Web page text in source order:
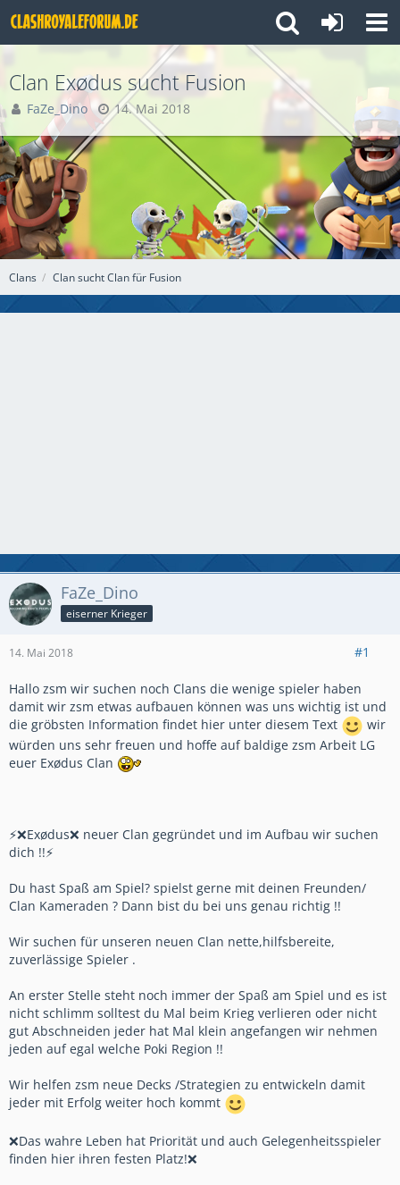
Clans Clan sucht Clan für Fusion
Clan Exødus sucht Fusion
FaZe_Dino 14. Mai 2018
FaZe_Dino
eiserner Krieger
14. Mai 2018 #1
Hallo zsm wir suchen noch Clans die wenige spieler haben
damit wir zsm etwas aufbauen können was uns wichtig ist und
die gröbsten Information findet hier unter diesem Text
wir
würden uns sehr freuen und hoffe auf baldige zsm Arbeit LG
euer Exødus Clan
⚡❌Exødus❌ neuer Clan gegründet und im Aufbau wir suchen
dich !!⚡
Du hast Spaß am Spiel? spielst gerne mit deinen Freunden/
Clan Kameraden ? Dann bist du bei uns genau richtig !!
Wir suchen für unseren neuen Clan nette,hilfsbereite,
zuverlässige Spieler .
An erster Stelle steht noch immer der Spaß am Spiel und es ist
nicht schlimm solltest du Mal beim Krieg verlieren oder nicht
gut Abschneiden jeder hat Mal klein angefangen wir nehmen
jeden auf egal welche Poki Region !!
Wir helfen zsm neue Decks /Strategien zu entwickeln damit
jeder mit Erfolg weiter hoch kommt
❌Das wahre Leben hat Priorität und auch Gelegenheitsspieler
finden hier ihren festen Platz!❌